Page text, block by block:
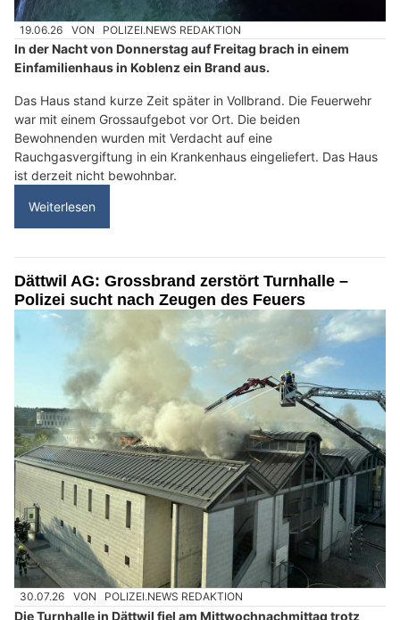
19.06.26 VON POLIZEI.NEWS REDAKTION
In der Nacht von Donnerstag auf Freitag brach in einem
Einfamilienhaus in Koblenz ein Brand aus.
Das Haus stand kurze Zeit später in Vollbrand. Die Feuerwehr
war mit einem Grossaufgebot vor Ort. Die beiden
Bewohnenden wurden mit Verdacht auf eine
Rauchgasvergiftung in ein Krankenhaus eingeliefert. Das Haus
ist derzeit nicht bewohnbar.
Weiterlesen
Dättwil AG: Grossbrand zerstört Turnhalle –
Polizei sucht nach Zeugen des Feuers
30.07.26 VON POLIZEI.NEWS REDAKTION
Die Turnhalle in Dättwil fiel am Mittwochnachmittag trotz